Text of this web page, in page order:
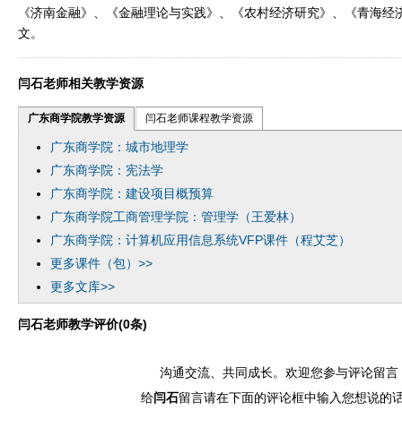
《济南金融》、《金融理论与实践》、《农村经济研究》、《青海
文。
闫石老师相关教学资源
广东商学院教学资源 闫石老师课程教学资源
广东商学院：城市地理学
广东商学院：宪法学
广东商学院：建设项目概预算
广东商学院工商管理学院：管理学（王爱林）
广东商学院：计算机应用信息系统VFP课件（程艾芝）
更多课件（包）>>
更多文库>>
闫石老师教学评价(0条)
沟通交流、共同成长。欢迎您参与评论留言
给闫石留言请在下面的评论框中输入您想说的